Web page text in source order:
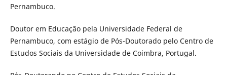
Pernambuco.
Doutor em Educação pela Universidade Federal de
Pernambuco, com estágio de Pós-Doutorado pelo Centro de
Estudos Sociais da Universidade de Coimbra, Portugal.